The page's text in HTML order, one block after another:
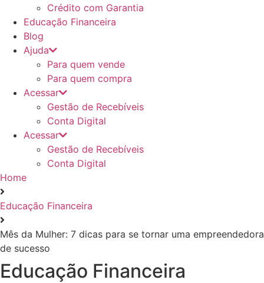
Crédito com Garantia
Educação Financeira
Blog
Ajuda
Para quem vende
Para quem compra
Acessar
Gestão de Recebíveis
Conta Digital
Acessar
Gestão de Recebíveis
Conta Digital
Home
Educação Financeira
Mês da Mulher: 7 dicas para se tornar uma empreendedora
de sucesso
Educação Financeira